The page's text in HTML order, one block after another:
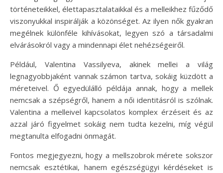
történeteikkel, élettapasztalataikkal és a melleikhez fűződő
viszonyukkal inspirálják a közönséget. Az ilyen nők gyakran
megélnek különféle kihívásokat, legyen szó a társadalmi
elvárásokról vagy a mindennapi élet nehézségeiről.
Például, Valentina Vassilyeva, akinek mellei a világ
legnagyobbjaként vannak számon tartva, sokáig küzdött a
méreteivel. Ő egyedülálló példája annak, hogy a mellek
nemcsak a szépségről, hanem a női identitásról is szólnak.
Valentina a melleivel kapcsolatos komplex érzéseit és az
azzal járó figyelmet sokáig nem tudta kezelni, míg végül
megtanulta elfogadni önmagát.
Fontos megjegyezni, hogy a mellszobrok mérete sokszor
nemcsak esztétikai, hanem egészségügyi kérdéseket is